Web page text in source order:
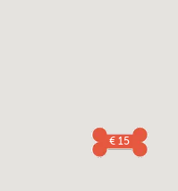
€ 15